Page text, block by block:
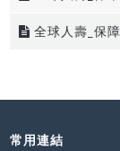
全球人壽_保
常用連結